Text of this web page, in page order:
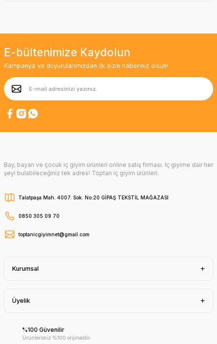
E-bültenimize Kaydolun
Kampanya ve duyurularımızdan ilk sizin haberiniz olsun!
Bay, bayan ve çocuk iç giyim ürünleri online satış firması. İç giyime dair her
şeyi bulabileceğiniz tek adres! Toptan iç giyim ürünleri.
Talatpaşa Mah. 4007. Sok. No:20 GİPAŞ TEKSTİL MAĞAZASI
0850 305 09 70
toptanicgiyimnet@gmail.com
Kurumsal
Üyelik
%100 Güvenilir
Ürünlerimiz %100 orijinaldir.